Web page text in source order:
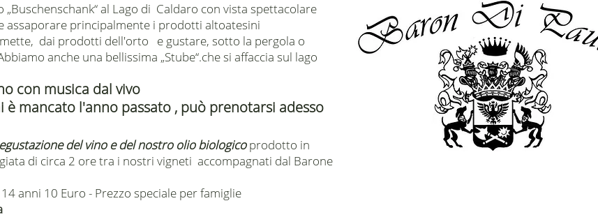
al Lago di Caldaro con vista spettacolare
assaporare principalmente i prodotti altoatesini
dai prodotti dell'orto e gustare, sotto la pergola o
anche una bellissima „Stube“.che si affaccia sul lago
con musica dal vivo
è mancato l'anno passato , può prenotarsi adesso
egustazione del vino e del nostro olio biologicoprodotto in
di circa 2 ore tra i nostri vigneti accompagnati dal Barone
anni 10 Euro - Prezzo speciale per famiglie